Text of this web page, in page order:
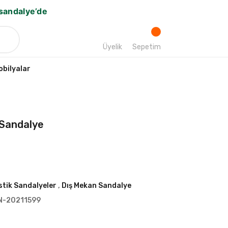
Üyelik Sepetim
Sandalyeler , Dış Mekan Sandalye
20211599